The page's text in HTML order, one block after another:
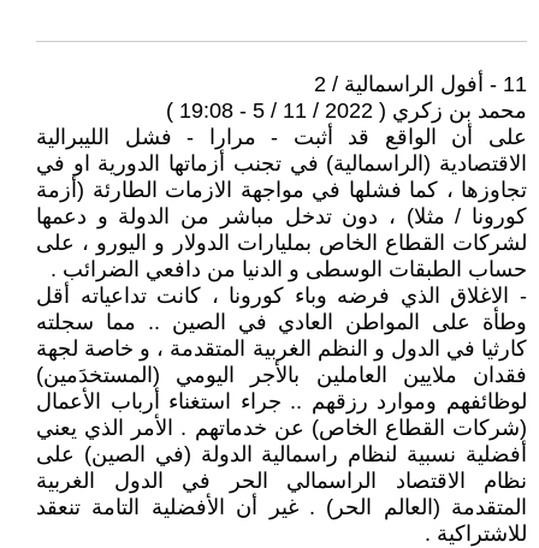
11 - أفول الراسمالية / 2
محمد بن زكري ( 2022 / 11 / 5 - 19:08 )
على أن الواقع قد أثبت - مرارا - فشل الليبرالية
الاقتصادية (الراسمالية) في تجنب أزماتها الدورية او في
تجاوزها ، كما فشلها في مواجهة الازمات الطارئة (أزمة
كورونا / مثلا) ، دون تدخل مباشر من الدولة و دعمها
لشركات القطاع الخاص بمليارات الدولار و اليورو ، على
حساب الطبقات الوسطى و الدنيا من دافعي الضرائب .
- الاغلاق الذي فرضه وباء كورونا ، كانت تداعياته أقل
وطأة على المواطن العادي في الصين .. مما سجلته
كارثيا في الدول و النظم الغربية المتقدمة ، و خاصة لجهة
فقدان ملايين العاملين بالأجر اليومي (المستخدَمين)
لوظائفهم وموارد رزقهم .. جراء استغناء أرباب الأعمال
(شركات القطاع الخاص) عن خدماتهم . الأمر الذي يعني
أفضلية نسبية لنظام راسمالية الدولة (في الصين) على
نظام الاقتصاد الراسمالي الحر في الدول الغربية
المتقدمة (العالم الحر) . غير أن الأفضلية التامة تنعقد
للاشتراكية .